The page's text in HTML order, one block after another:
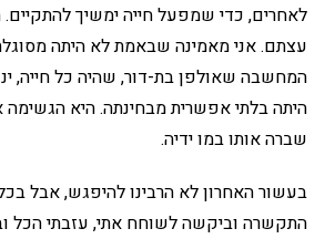
לאחרים, כדי שמפעל חייה ימשיך
עצתם. אני מאמינה שבאמת לא היתה
המחשבה שאולפן בת-דור, שהיה כל חייה,
היתה בלתי אפשרית מבחינתה. היא
שברה אותו במו ידיה.
בעשור האחרון לא הרבינו להיפגש, אבל
התקשרה וביקשה לשוחח אתי, עזבתי הכל